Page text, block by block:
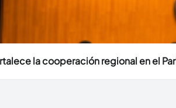
la cooperación regional en el